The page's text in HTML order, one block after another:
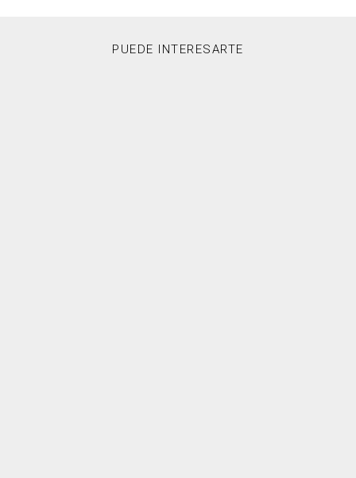
PUEDE INTERESARTE